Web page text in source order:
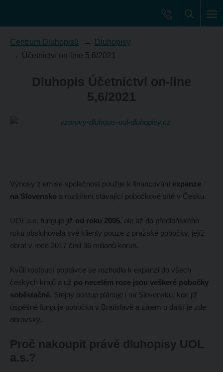
Centrum Dluhopisů
Dluhopisy
Účetnictví on-line 5,6/2021
Dluhopis Účetnictví on-line
5,6/2021
Výnosy z emise společnost použije k financování expanze
na Slovensko a rozšíření stávající pobočkové sítě v Česku.
UOL a.s. funguje již od roku 2005, ale až do předloňského
roku obsluhovala své klienty pouze z pražské pobočky, jejíž
obrat v roce 2017 činil 36 milionů korun.
Kvůli rostoucí poptávce se rozhodla k expanzi do všech
českých krajů a už po necelém roce jsou veškeré pobočky
soběstačné. Stejný postup plánuje i na Slovensku, kde již
úspěšně funguje pobočka v Bratislavě a zájem o další je zde
obrovský.
Proč nakoupit právě dluhopisy UOL
a.s.?